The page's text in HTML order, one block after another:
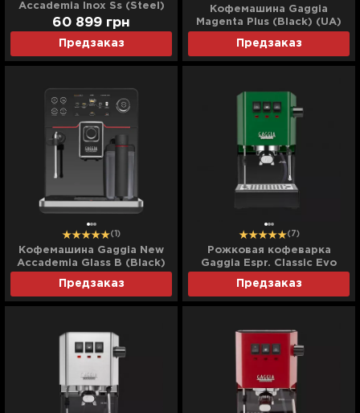
Accademia Inox Ss (Steel)
(UA)
Предзаказ
60 899 грн
Кофемашина Gaggia
Magenta Plus (Black) (UA)
Предзаказ
(1)
Кофемашина Gaggia New
Accademia Glass B (Black)
Предзаказ
(7)
Рожковая кофеварка
Gaggia Espr. Classic Evo
Предзаказ